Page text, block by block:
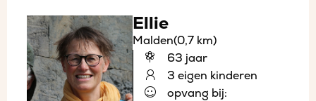
Ellie
Malden(0,7 km)
63 jaar
3 eigen kinderen
opvang bij: